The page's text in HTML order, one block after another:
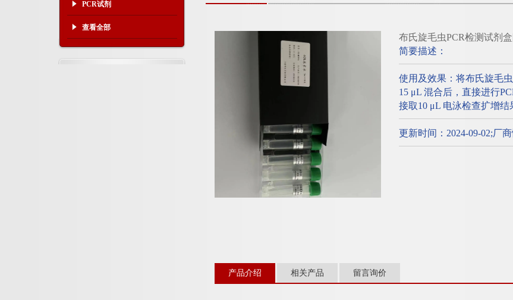
PCR试剂
查看全部
布氏旋毛虫PCR检测试剂
简要描述：
使用及效果：将布氏旋毛
15 μL 混合后，直接进行
接取10 μL 电泳检查扩增结
更新时间：2024-09-02;厂
产品介绍 相关产品 留言询价